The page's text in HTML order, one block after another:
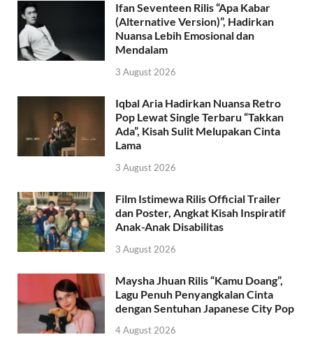
Ifan Seventeen Rilis “Apa Kabar
(Alternative Version)”, Hadirkan
Nuansa Lebih Emosional dan
Mendalam
3 August 2026
Iqbal Aria Hadirkan Nuansa Retro
Pop Lewat Single Terbaru “Takkan
Ada”, Kisah Sulit Melupakan Cinta
Lama
3 August 2026
Film Istimewa Rilis Official Trailer
dan Poster, Angkat Kisah Inspiratif
Anak-Anak Disabilitas
3 August 2026
Maysha Jhuan Rilis “Kamu Doang”,
Lagu Penuh Penyangkalan Cinta
dengan Sentuhan Japanese City Pop
4 August 2026